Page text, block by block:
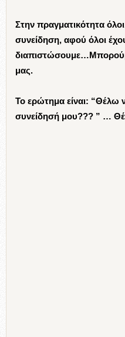
Στην πραγματικότητα
συνείδηση, αφού όλοι
μας.
Το ερώτημα είναι:
συνείδησή μου??? ” …